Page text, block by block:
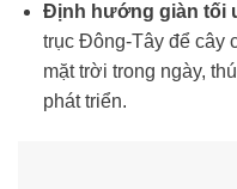
Định hướng giàn tối
trục Đông-Tây để cây
mặt trời trong ngày,
phát triển.